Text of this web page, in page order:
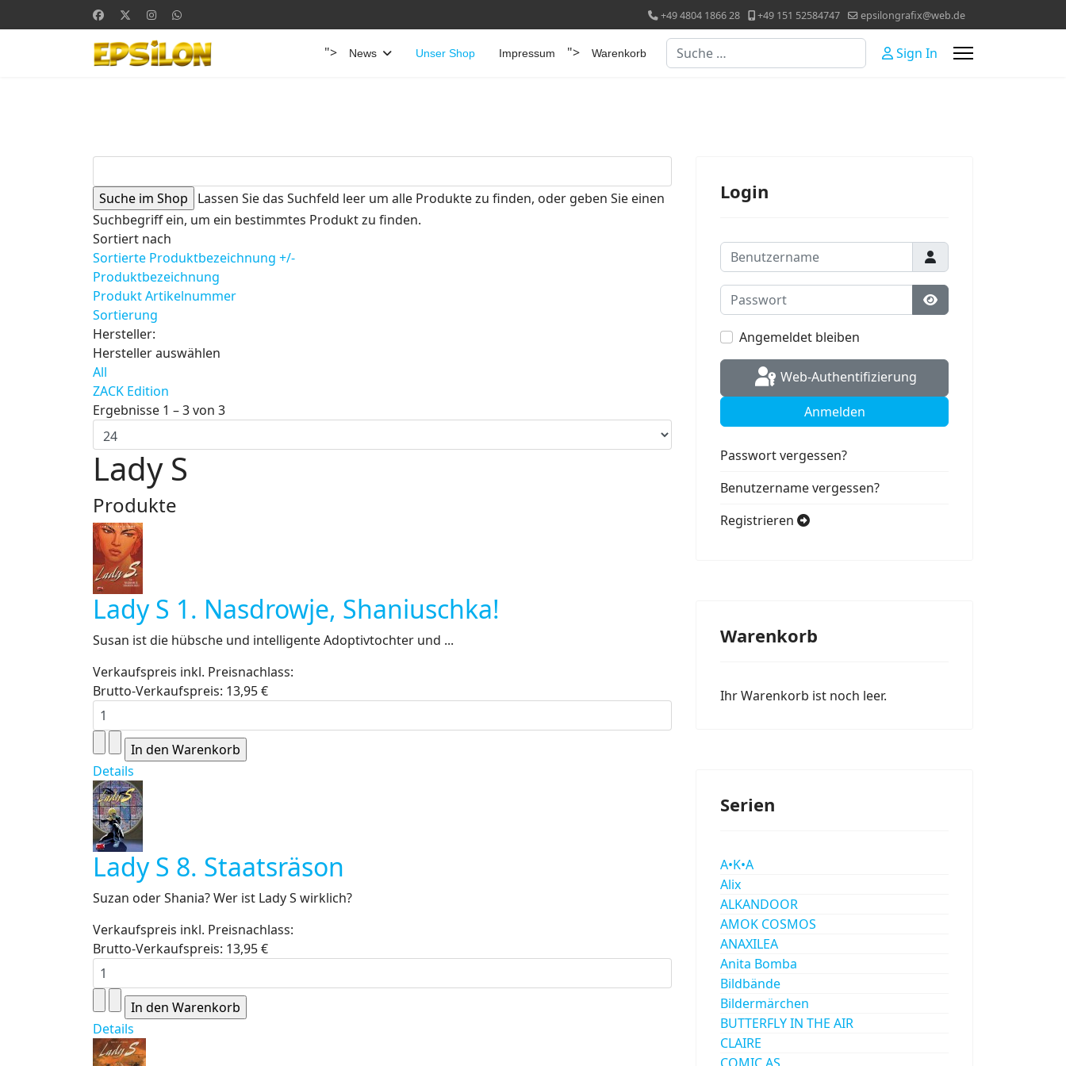
+49 4804 1866 28 +49 151 52584747 epsilongrafix@web.de
"> News Unser Shop Impressum "> Warenkorb Suchen Sign In
Lassen Sie das Suchfeld leer um alle Produkte zu finden, oder geben Sie einen
Suchbegriff ein, um ein bestimmtes Produkt zu finden.
Sortiert nach
Sortierte Produktbezeichnung +/-
Produktbezeichnung
Produkt Artikelnummer
Sortierung
Hersteller:
Hersteller auswählen
All
ZACK Edition
Ergebnisse 1 – 3 von 3
Lady S
Produkte
Lady S 1. Nasdrowje, Shaniuschka!
Susan ist die hübsche und intelligente Adoptivtochter und ...
Verkaufspreis inkl. Preisnachlass:
Brutto-Verkaufspreis: 13,95 €
Details
Lady S 8. Staatsräson
Suzan oder Shania? Wer ist Lady S wirklich?
Verkaufspreis inkl. Preisnachlass:
Brutto-Verkaufspreis: 13,95 €
Details
Login
Benutzername
Passwort
Passwort anzeigen
Angemeldet bleiben
Web-Authentifizierung
Anmelden
Passwort vergessen?
Benutzername vergessen?
Registrieren
Warenkorb
Ihr Warenkorb ist noch leer.
Serien
A•K•A
Alix
ALKANDOOR
AMOK COSMOS
ANAXILEA
Anita Bomba
Bildbände
Bildermärchen
BUTTERFLY IN THE AIR
CLAIRE